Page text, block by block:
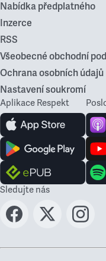
Nabídka předplatného
Inzerce
RSS
Všeobecné obchodní
Ochrana osobních údajů
Nastavení soukromí
Aplikace Respekt
Sledujte nás